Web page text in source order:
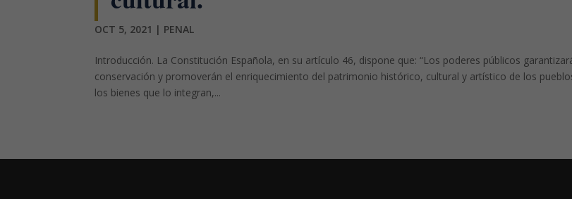
OCT 5, 2021 | PENAL
Introducción. La Constitución Española, en su artículo 46, dispone que: “Los poderes públicos
conservación y promoverán el enriquecimiento del patrimonio histórico, cultural y artístico de los
los bienes que lo integran,...